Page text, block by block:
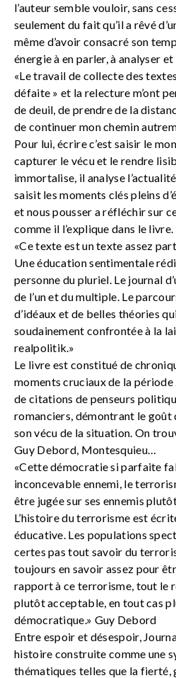
l’auteur semble vouloir, sans
seulement du fait qu’il a rêvé
même d’avoir consacré son
énergie à en parler, à analyser
«Le travail de collecte des
défaite » et la relecture m’ont
de deuil, de prendre de la
de continuer mon chemin
Pour lui, écrire c’est saisir le
capturer le vécu et le rendre
immortalise, il analyse
saisit les moments clés pleins
et nous pousser a réfléchir sur
comme il l’explique dans le livre.
«Ce texte est un texte assez
Une éducation sentimentale
personne du pluriel. Le journal
de l’un et du multiple. Le
d’idéaux et de belles théories
soudainement confrontée à la
realpolitik.»
Le livre est constitué de
moments cruciaux de la
de citations de penseurs
romanciers, démontrant le goût
son vécu de la situation. On
Guy Debord, Montesquieu…
«Cette démocratie si parfaite
inconcevable ennemi, le
être jugée sur ses ennemis
L’histoire du terrorisme est
éducative. Les populations
certes pas tout savoir du
toujours en savoir assez pour
rapport à ce terrorisme, tout le
plutôt acceptable, en tout cas
démocratique.» Guy Debord
Entre espoir et désespoir,
histoire construite comme une
thématiques telles que la fierté,